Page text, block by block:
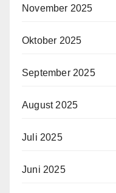
November 2025
Oktober 2025
September 2025
August 2025
Juli 2025
Juni 2025